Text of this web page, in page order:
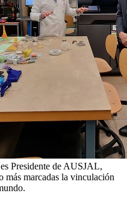
Presidente de AUSJAL,
más marcadas la vinculación